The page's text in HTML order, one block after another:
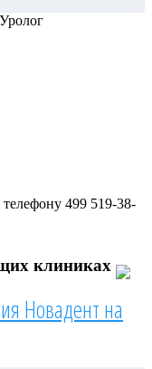
телефону 499 519-38-
клиниках
Новадент на